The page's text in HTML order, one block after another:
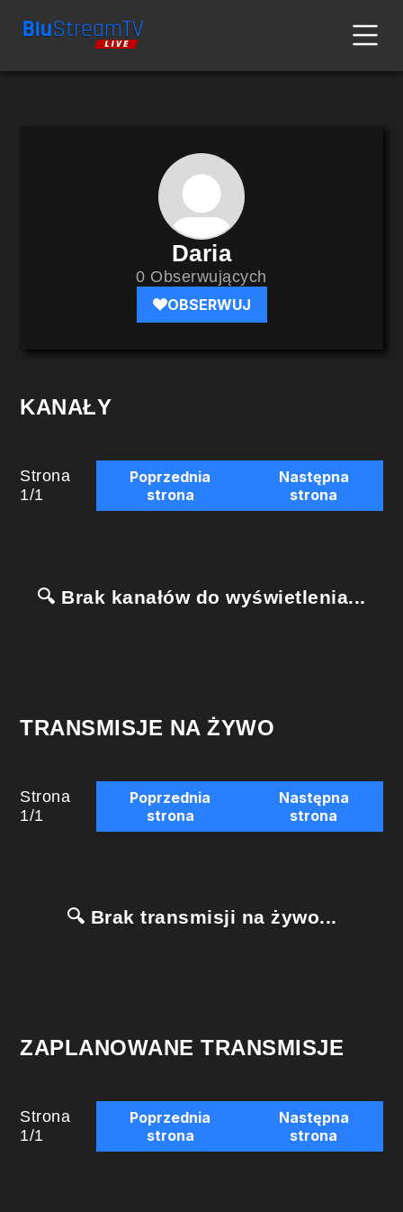
Daria
0 Obserwujących
OBSERWUJ
KANAŁY
Strona
1/1
Poprzednia
strona
Następna
strona
🔍 Brak kanałów do wyświetlenia...
TRANSMISJE NA ŻYWO
Strona
1/1
Poprzednia
strona
Następna
strona
🔍 Brak transmisji na żywo...
ZAPLANOWANE TRANSMISJE
Strona
1/1
Poprzednia
strona
Następna
strona